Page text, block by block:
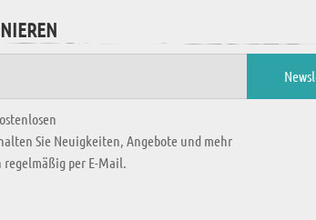
Sie Neuigkeiten, Angebote und mehr
regelmäßig per E-Mail.